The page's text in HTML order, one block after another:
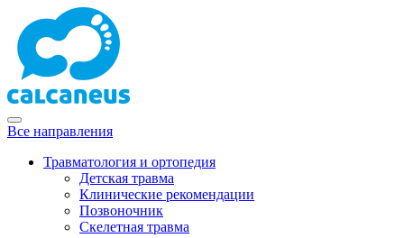
Все направления
Травматология и ортопедия
Детская травма
Клинические рекомендации
Позвоночник
Скелетная травма